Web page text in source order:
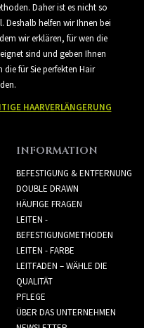
Daher ist es nicht so
Deshalb helfen wir Ihnen bei
wir erklären, für wen die
sind und geben Ihnen
für Sie perfekten Hair
HAARVERLÄNGERUNG
INFORMATION
BEFESTIGUNG & ENTFERNUNG
DOUBLE DRAWN
HÄUFIGE FRAGEN
LEITEN -
BEFESTIGUNGMETHODEN
LEITEN - FARBE
LEITFADEN – WÄHLE DIE
QUALITÄT
PFLEGE
ÜBER DAS UNTERNEHMEN